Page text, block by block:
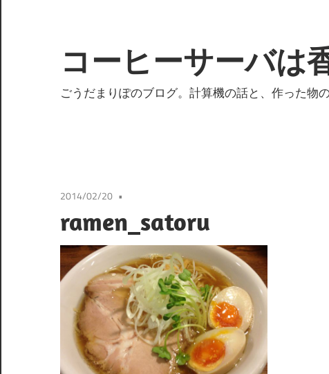
テ
ン
ツ
プ
コーヒーサーバは
ごうだまりぽのブログ。計算機の話と、作った物の
2014/02/20
ramen_satoru